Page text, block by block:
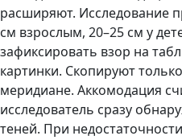
расширяют. Исследование
см взрослым, 20–25 см у
зафиксировать взор на
картинки. Скопируют
меридиане. Аккомодация
исследователь сразу
теней. При